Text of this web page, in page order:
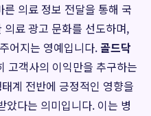
의료 정보 전달을 통해 국
료 광고 문화를 선도하며,
어지는 영예입니다. 골드닥
고객사의 이익만을 추구하는
계 전반에 긍정적인 영향을
았다는 의미입니다. 이는 병